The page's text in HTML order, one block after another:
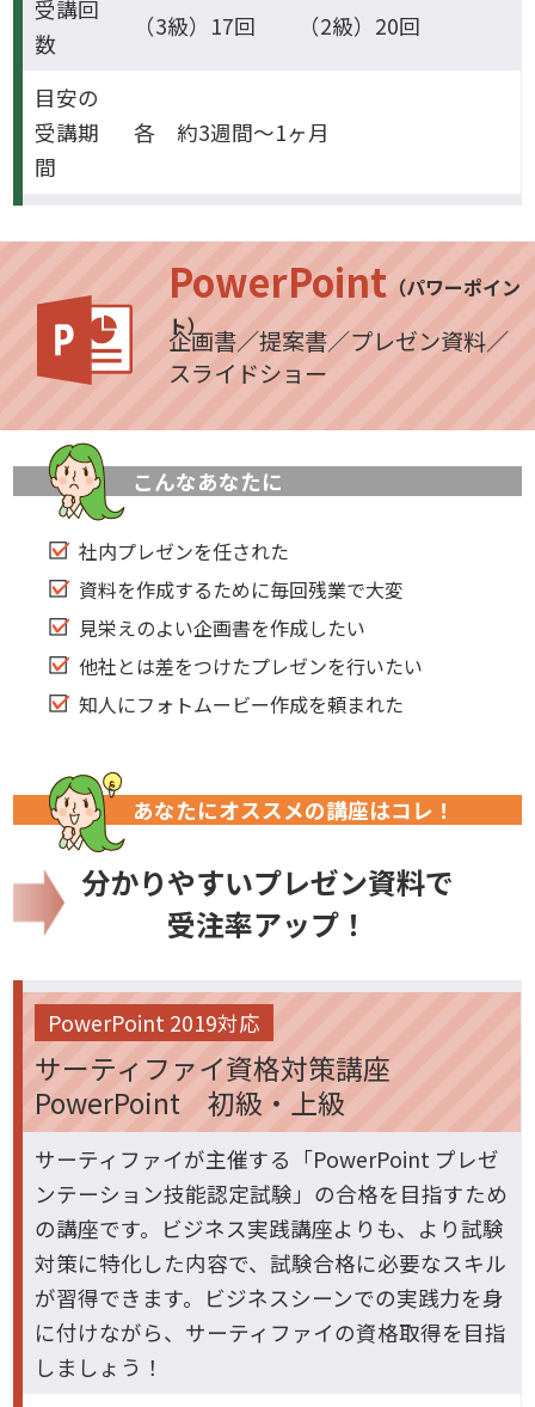
受講回
数
（3級）17回 （2級）20回
目安の
受講期
間
各 約3週間～1ヶ月
PowerPoint （パワーポイン
ト）
企画書／提案書／プレゼン資料／
スライドショー
こんなあなたに
社内プレゼンを任された
資料を作成するために毎回残業で大変
見栄えのよい企画書を作成したい
他社とは差をつけたプレゼンを行いたい
知人にフォトムービー作成を頼まれた
あなたにオススメの講座はコレ！
分かりやすいプレゼン資料で
受注率アップ！
PowerPoint 2019対応
サーティファイ資格対策講座
PowerPoint 初級・上級
サーティファイが主催する「PowerPoint プレゼ
ンテーション技能認定試験」の合格を目指すため
の講座です。ビジネス実践講座よりも、より試験
対策に特化した内容で、試験合格に必要なスキル
が習得できます。ビジネスシーンでの実践力を身
に付けながら、サーティファイの資格取得を目指
しましょう！